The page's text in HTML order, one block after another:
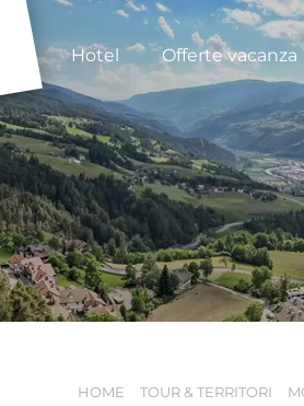
Hotel Offerte vacanza
PACCHETTI
HOME TOUR & TERRITORI